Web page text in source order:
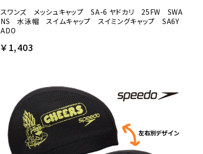
スワンズ メッシュキャップ SA-6 ヤドカリ 25FW SWA
NS 水泳帽 スイムキャップ スイミングキャップ SA6Y
ADO
￥1,403